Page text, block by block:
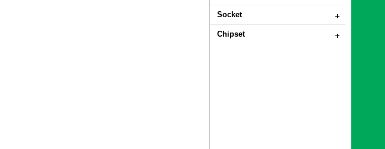
Socket
Chipset